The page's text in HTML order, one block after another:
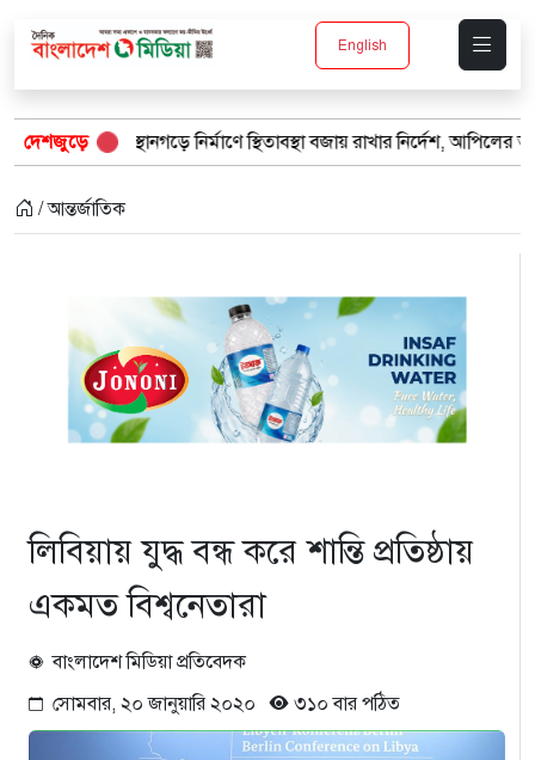
English
দেশজুড়ে
নির্মাণে স্থিতাবস্থা বজায় রাখার নির্দেশ, আপিলের অনুমতি পেল সরকার
/ আন্তর্জাতিক
লিবিয়ায় যুদ্ধ বন্ধ করে শান্তি প্রতিষ্ঠায়
একমত বিশ্বনেতারা
বাংলাদেশ মিডিয়া প্রতিবেদক
সোমবার, ২০ জানুয়ারি ২০২০
৩১০ বার পঠিত